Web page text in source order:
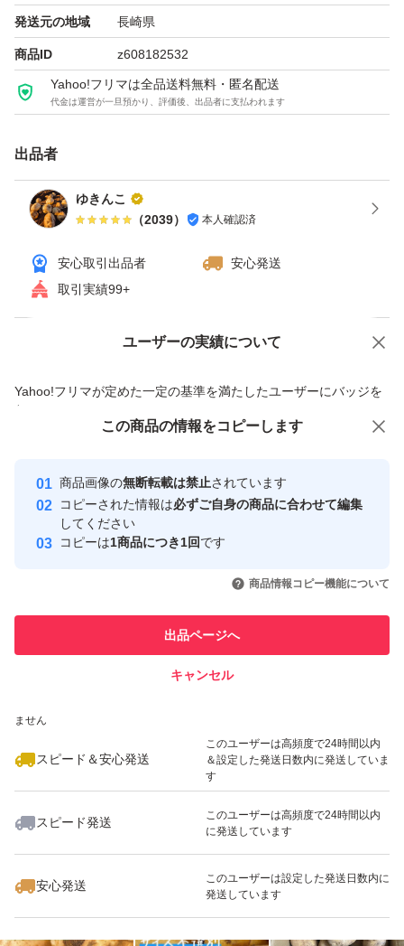
#じゃがいも
#新じゃがいも
#訳あり
発送元の地域 長崎県
商品ID z608182532
Yahoo!フリマは全品送料無料・匿名配送
代金は運営が一旦預かり、評価後、出品者に支払われます
出品者
ゆきんこ
（2039） 本人確認済
安心取引出品者
安心発送
取引実績99+
ユーザーの実績について
Yahoo!フリマが定めた一定の基準を満たしたユーザーにバッジを
付与しています
安心取引出品者
心・安全なユーザーです
取引実績
引を完了させた実績があります
での取引実績があります
ません
スピード＆安心発送
このユーザーは高頻度で24時間以内
＆設定した発送日数内に発送していま
す
スピード発送
このユーザーは高頻度で24時間以内
に発送しています
安心発送
このユーザーは設定した発送日数内に
発送しています
価格の相談 商品への質問
この商品の情報をコピーします
商品画像の無断転載は禁止されています
コピーされた情報は必ずご自身の商品に合わせて編集
してください
コピーは1商品につき1回です
商品情報コピー機能について
出品ページへ
キャンセル
この商品をみている人にオススメ
いいね！
3,860